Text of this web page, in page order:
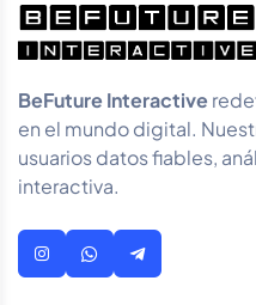
BeFuture Interactive
en el mundo digital.
usuarios datos fiables,
interactiva.